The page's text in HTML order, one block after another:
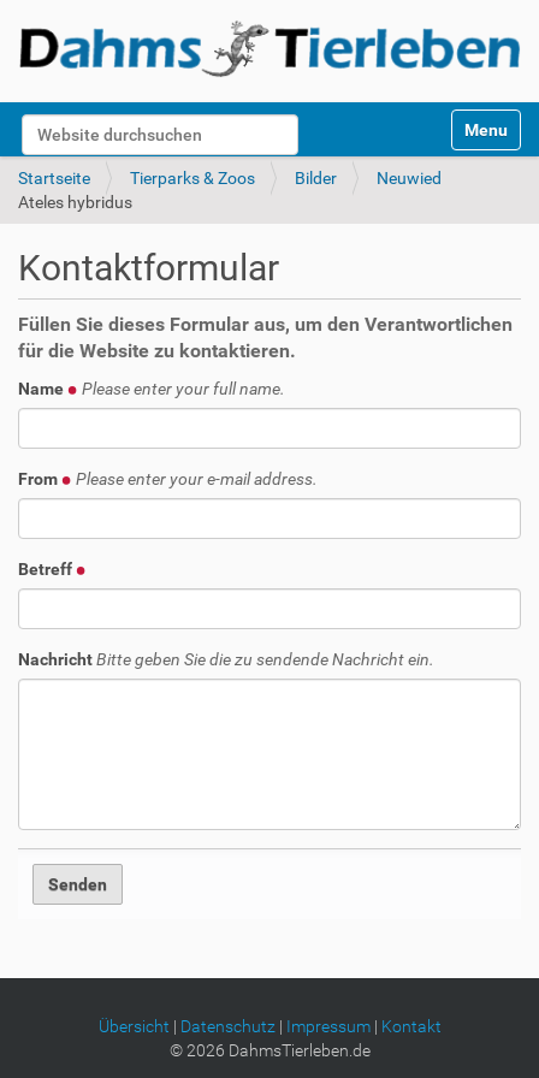
Website durchsuchen
k
Toggle
Startseite Tierparks & Zoos Bilder
Neuwied
Ateles hybridus
Kontaktformular
Füllen Sie dieses Formular aus, um den Verantwortlichen
für die Website zu kontaktieren.
Name Please enter your full name.
From Please enter your e-mail address.
Betreff
NachrichtBitte geben Sie die zu sendende Nachricht ein.
Übersicht | Datenschutz| Impressum| Kontakt
©2026 DahmsTierleben.de